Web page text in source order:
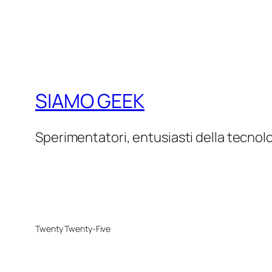
SIAMO GEEK
Sperimentatori, entusiasti della
Twenty Twenty-Five